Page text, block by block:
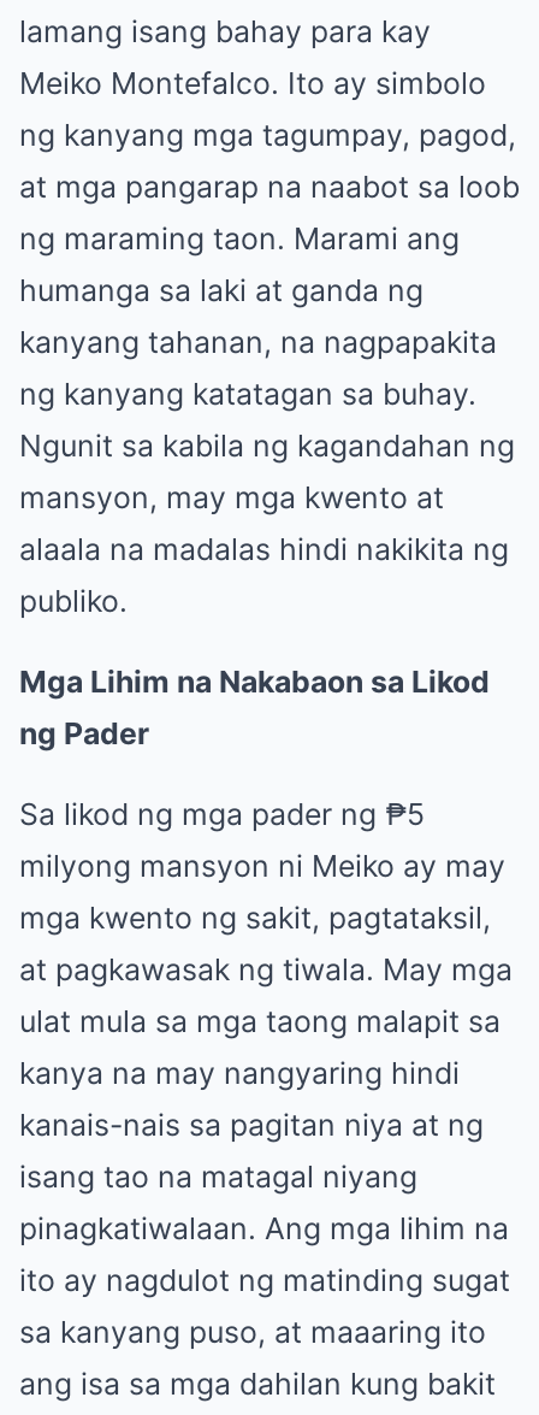
lamang isang bahay para kay
Meiko Montefalco. Ito ay simbolo
ng kanyang mga tagumpay, pagod,
at mga pangarap na naabot sa loob
ng maraming taon. Marami ang
humanga sa laki at ganda ng
kanyang tahanan, na nagpapakita
ng kanyang katatagan sa buhay.
Ngunit sa kabila ng kagandahan ng
mansyon, may mga kwento at
alaala na madalas hindi nakikita ng
publiko.
Mga Lihim na Nakabaon sa Likod
ng Pader
Sa likod ng mga pader ng ₱5
milyong mansyon ni Meiko ay may
mga kwento ng sakit, pagtataksil,
at pagkawasak ng tiwala. May mga
ulat mula sa mga taong malapit sa
kanya na may nangyaring hindi
kanais-nais sa pagitan niya at ng
isang tao na matagal niyang
pinagkatiwalaan. Ang mga lihim na
ito ay nagdulot ng matinding sugat
sa kanyang puso, at maaaring ito
ang isa sa mga dahilan kung bakit